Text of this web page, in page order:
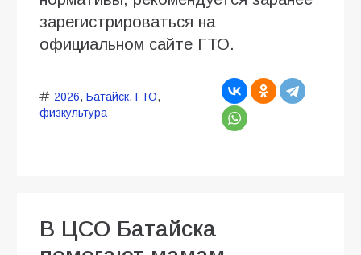
зарегистрироваться на
официальном сайте ГТО.
2026, Батайск, ГТО,
физкультура
В ЦСО Батайска